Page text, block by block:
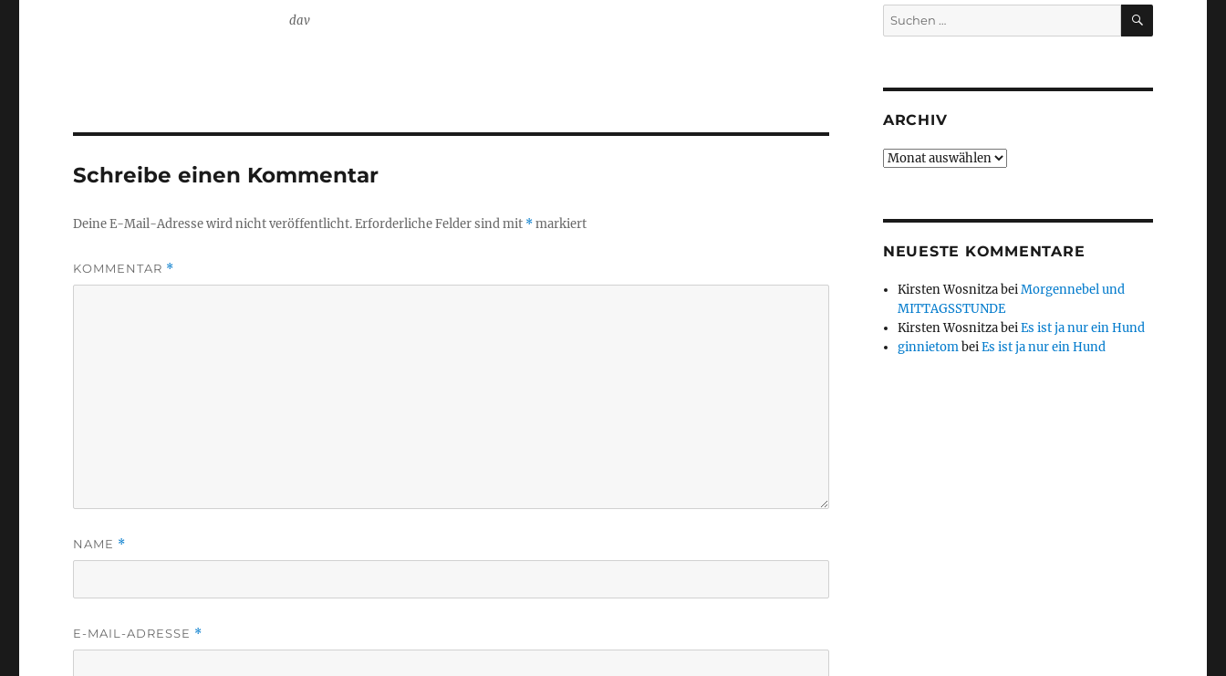
dav
Schreibe einen Kommentar
Deine E-Mail-Adresse wird nicht veröffentlicht.Erforderliche Felder sind mit *markiert
KOMMENTAR *
NAME *
E-MAIL-ADRESSE *
Suche
nach:
SUCHEN
ARCHIV
Archiv
NEUESTE KOMMENTARE
Kirsten WosnitzabeiMorgennebel und
MITTAGSSTUNDE
Kirsten WosnitzabeiEs ist ja nur ein Hund
ginnietombeiEs ist ja nur ein Hund